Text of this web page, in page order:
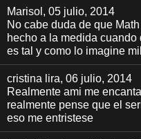
Marisol , 05 julio, 2014
No cabe duda de que
hecho a la medida
es tal y como lo imagine
cristina lira, 06 julio, 2014
Realmente ami me
realmente pense que el
eso me entristese